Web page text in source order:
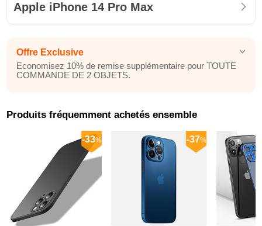
Apple iPhone 14 Pro Max
Offre Exclusive
Economisez 10% de remise supplémentaire pour TOUTE
COMMANDE DE 2 OBJETS.
Produits fréquemment achetés ensemble
-33% -37%